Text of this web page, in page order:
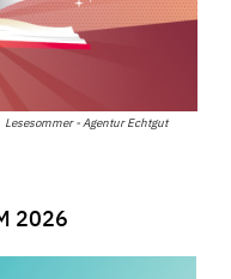
Lesesommer - Agentur Echtgut
2026